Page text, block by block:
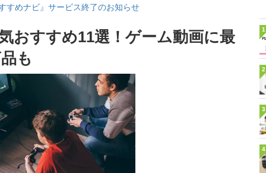
すめナビ』サービス終了のお知らせ
おすすめ11選！ゲーム動画に最
も
1
2
3
4